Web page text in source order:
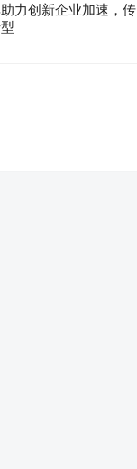
力创新企业加速，传